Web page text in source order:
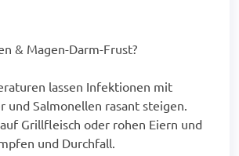
& Magen-Darm-Frust?
lassen Infektionen mit
und Salmonellen rasant steigen.
Grillfleisch oder rohen Eiern und
und Durchfall.